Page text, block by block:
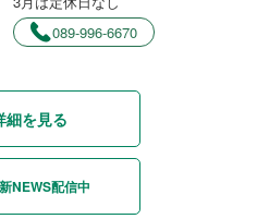
089-996-6670
細を見る
NEWS配信中